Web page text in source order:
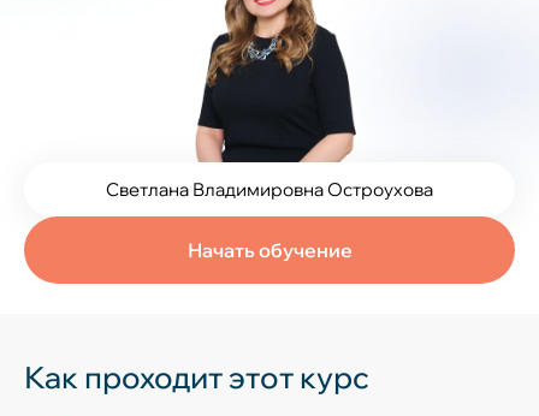
Начать обучение
Светлана Владимировна Остроухова
Как проходит этот курс